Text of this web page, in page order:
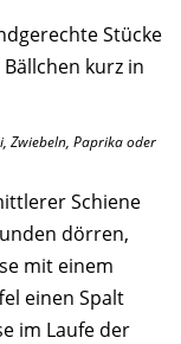
Stücke
kurz in
Zwiebeln, Paprika oder
Schiene
dörren,
mit einem
einen Spalt
im Laufe der